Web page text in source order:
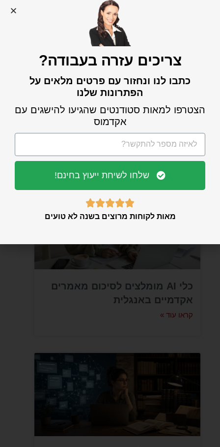
ניסוח מחדש של פסקאות בצורה
אקדמית אוטומטית: מדריך מעשי
עם כלי AI ודוגמאות
קראו עוד »
כלי AI מומלצים לסיכום מאמרים
אקדמיים באנגלית
קראו עוד »
צריכים עזרה בעבודה?
כתבו לנו ונחזור עם פרטים מלאים על
הפתרונות שלנו
הצטרפו למאות סטודנטים שהגיעו להישגים עם
אקדמוס
שלחו לשיחת ייעוץ בחינם!





מאות לקוחות מרוצים בשנה לא טועים